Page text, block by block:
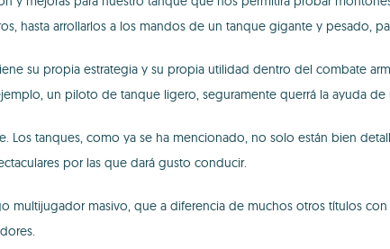
hasta arrollarlos a los mandos de un tanque gigante y pesado,
su propia estrategia y su propia utilidad dentro del combate
un piloto de tanque ligero, seguramente querrá la ayuda de
Los tanques, como ya se ha mencionado, no solo están bien
por las que dará gusto conducir.
multijugador masivo, que a diferencia de muchos otros títulos